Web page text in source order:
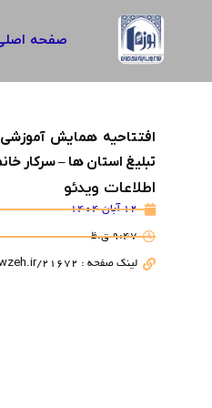
صفحه
افتتاحیه همایش
تبلیغ استان ها – سرکار
اطلاعات ویدئو
12 آبان 1404
9:47 ق.ظ
لینک صفحه : https://livehowzeh.ir/21672